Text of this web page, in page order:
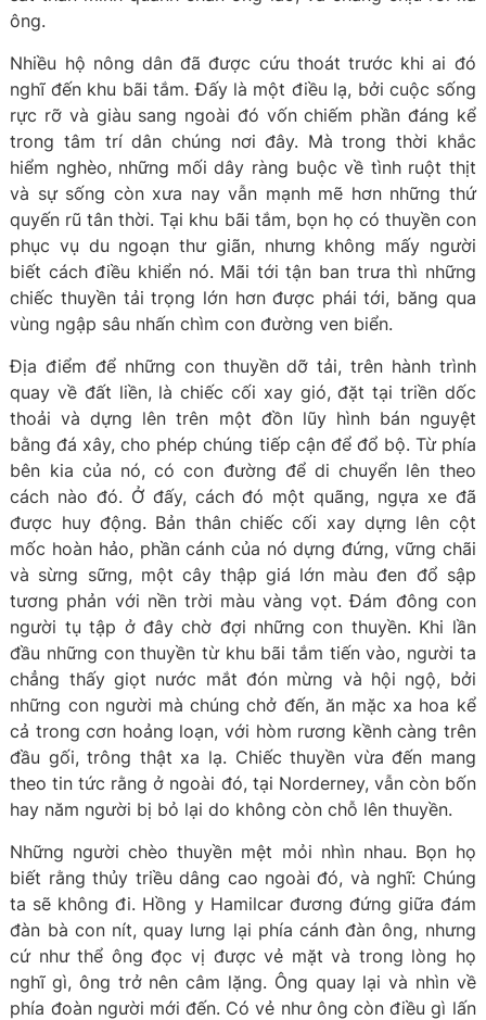
ông.
Nhiều hộ nông dân đã được cứu thoát trước khi ai đó
nghĩ đến khu bãi tắm. Đấy là một điều lạ, bởi cuộc sống
rực rỡ và giàu sang ngoài đó vốn chiếm phần đáng kể
trong tâm trí dân chúng nơi đây. Mà trong thời khắc
hiểm nghèo, những mối dây ràng buộc về tình ruột thịt
và sự sống còn xưa nay vẫn mạnh mẽ hơn những thứ
quyến rũ tân thời. Tại khu bãi tắm, bọn họ có thuyền con
phục vụ du ngoạn thư giãn, nhưng không mấy người
biết cách điều khiển nó. Mãi tới tận ban trưa thì những
chiếc thuyền tải trọng lớn hơn được phái tới, băng qua
vùng ngập sâu nhấn chìm con đường ven biển.
Địa điểm để những con thuyền dỡ tải, trên hành trình
quay về đất liền, là chiếc cối xay gió, đặt tại triền dốc
thoải và dựng lên trên một đồn lũy hình bán nguyệt
bằng đá xây, cho phép chúng tiếp cận để đổ bộ. Từ phía
bên kia của nó, có con đường để di chuyển lên theo
cách nào đó. Ở đấy, cách đó một quãng, ngựa xe đã
được huy động. Bản thân chiếc cối xay dựng lên cột
mốc hoàn hảo, phần cánh của nó dựng đứng, vững chãi
và sừng sững, một cây thập giá lớn màu đen đổ sập
tương phản với nền trời màu vàng vọt. Đám đông con
người tụ tập ở đây chờ đợi những con thuyền. Khi lần
đầu những con thuyền từ khu bãi tắm tiến vào, người ta
chẳng thấy giọt nước mắt đón mừng và hội ngộ, bởi
những con người mà chúng chở đến, ăn mặc xa hoa kể
cả trong cơn hoảng loạn, với hòm rương kềnh càng trên
đầu gối, trông thật xa lạ. Chiếc thuyền vừa đến mang
theo tin tức rằng ở ngoài đó, tại Norderney, vẫn còn bốn
hay năm người bị bỏ lại do không còn chỗ lên thuyền.
Những người chèo thuyền mệt mỏi nhìn nhau. Bọn họ
biết rằng thủy triều dâng cao ngoài đó, và nghĩ: Chúng
ta sẽ không đi. Hồng y Hamilcar đương đứng giữa đám
đàn bà con nít, quay lưng lại phía cánh đàn ông, nhưng
cứ như thể ông đọc vị được vẻ mặt và trong lòng họ
nghĩ gì, ông trở nên câm lặng. Ông quay lại và nhìn về
phía đoàn người mới đến. Có vẻ như ông còn điều gì lấn